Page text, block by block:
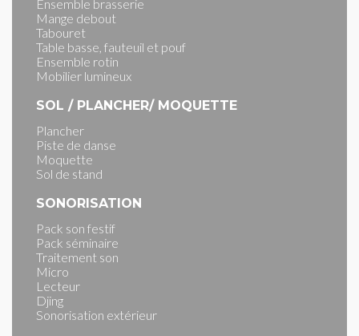
Ensemble brasserie
Mange debout
Tabouret
Table basse, fauteuil et pouf
Ensemble rotin
Mobilier lumineux
SOL / PLANCHER/ MOQUETTE
Plancher
Piste de danse
Moquette
Sol de stand
SONORISATION
Pack son festif
Pack séminaire
Traitement son
Micro
Lecteur
Djing
Sonorisation extérieur